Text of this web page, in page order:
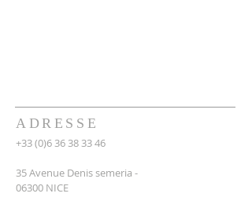
ADRESSE
+33 (0)6 36 38 33 46
35 Avenue Denis semeria -
06300 NICE